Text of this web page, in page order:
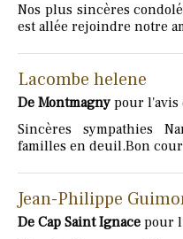
Nos plus sincères
est allée rejoindre notre
Lacombe helene
De Montmagny pour l'avis
Sincères sympathies
familles en deuil.Bon
Jean-Philippe
De Cap Saint Ignace pour